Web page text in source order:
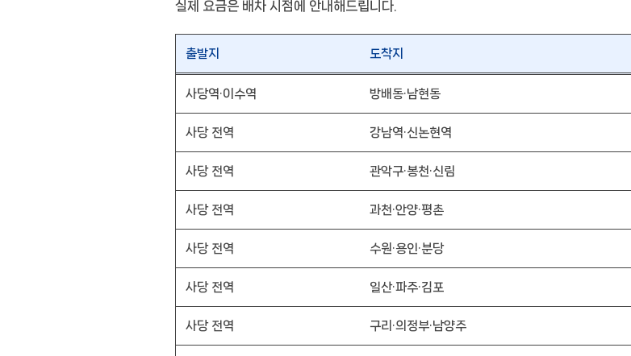
실제 요금은 배차 시점에 안내해드립니다.
출발지 도착지
사당역·이수역 방배동·남현동
사당 전역 강남역·신논현역
사당 전역 관악구·봉천·신림
사당 전역 과천·안양·평촌
사당 전역 수원·용인·분당
사당 전역 일산·파주·김포
사당 전역 구리·의정부·남양주